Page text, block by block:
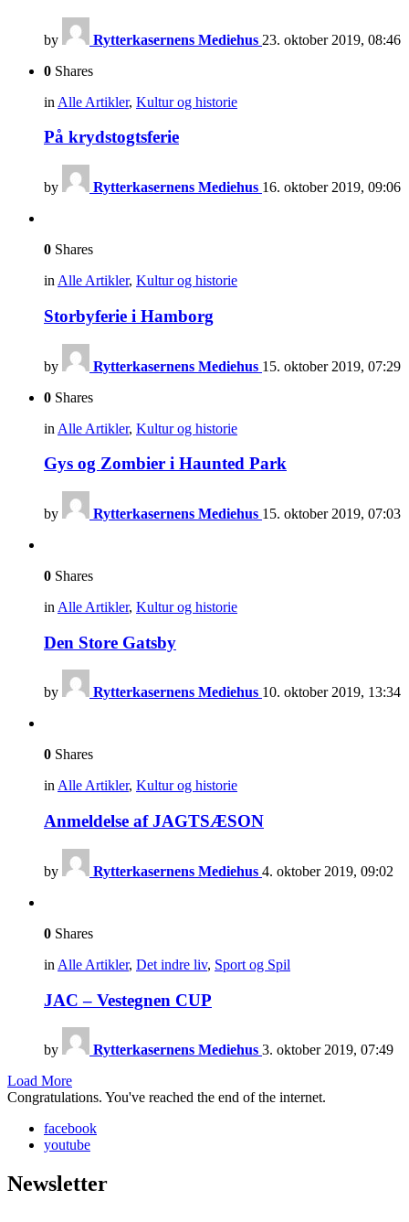
by Rytterkasernens Mediehus 23. oktober 2019, 08:46
0 Shares
in Alle Artikler, Kultur og historie
På krydstogtsferie
by Rytterkasernens Mediehus 16. oktober 2019, 09:06
0 Shares
in Alle Artikler, Kultur og historie
Storbyferie i Hamborg
by Rytterkasernens Mediehus 15. oktober 2019, 07:29
0 Shares
in Alle Artikler, Kultur og historie
Gys og Zombier i Haunted Park
by Rytterkasernens Mediehus 15. oktober 2019, 07:03
0 Shares
in Alle Artikler, Kultur og historie
Den Store Gatsby
by Rytterkasernens Mediehus 10. oktober 2019, 13:34
0 Shares
inAlle Artikler, Kultur og historie
Anmeldelse af JAGTSÆSON
by Rytterkasernens Mediehus 4. oktober 2019, 09:02
0 Shares
in Alle Artikler, Det indre liv, Sport og Spil
JAC – Vestegnen CUP
by Rytterkasernens Mediehus 3. oktober 2019, 07:49
Load More
Congratulations. You've reached the end of the internet.
facebook
youtube
Newsletter